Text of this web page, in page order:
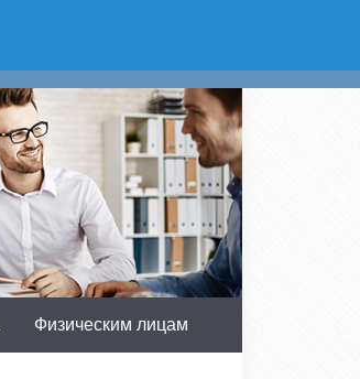
Физическим лицам